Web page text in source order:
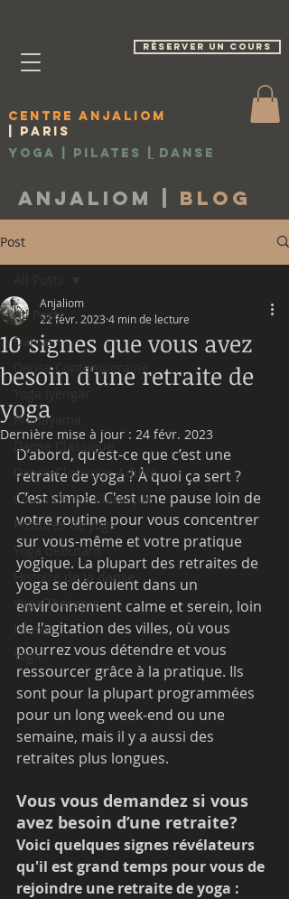
réserver un cours
Centre Anjaliom
| Paris
Yoga | Pilates
Danse
Anjaliom | Blog
Post
All Posts
Danse
Danse Contemporaine
Pranayama
Danse Classique
Danse Classique Adulte
Cours Danse Classique
Postures de yoga
Yoga débutant
Histoire de la danse
Yoga Thérapie
Pilates
Yoga
10 signes que vous avez
besoin d'une retraite de
yoga
Anjaliom
22 févr. 2023 4 min de lecture
Dernière mise à jour : 24 févr. 2023
D’abord, qu’est-ce que c’est une
retraite de yoga ? À quoi ça sert ?
C’est simple. C'est une pause loin de
votre routine pour vous concentrer
sur vous-même et votre pratique
yogique. La plupart des retraites de
yoga se déroulent dans un
environnement calme et serein, loin
de l'agitation des villes, où vous
pourrez vous détendre et vous
ressourcer grâce à la pratique. Ils
sont pour la plupart programmées
pour un long week-end ou une
semaine, mais il y a aussi des
retraites plus longues.
Vous vous demandez si vous
avez besoin d’une retraite?
Voici quelques signes révélateurs
qu'il est grand temps pour vous de
rejoindre une retraite de yoga :